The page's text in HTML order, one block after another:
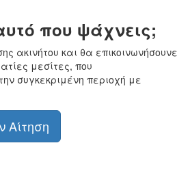
που ψάχνεις;
ακινήτου και θα επικοινωνήσουνε
μεσίτες, που
συγκεκριμένη περιοχή με
Αίτηση